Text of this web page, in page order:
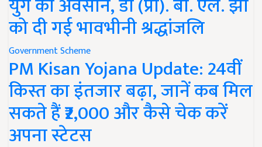
को दी गई भावभीनी श्रद्धांजलि
Government Scheme
PM Kisan Yojana Update: 24वीं
किस्त का इंतजार बढ़ा, जानें कब मिल
सकते हैं ₹2,000 और कैसे चेक करें
अपना स्टेटस